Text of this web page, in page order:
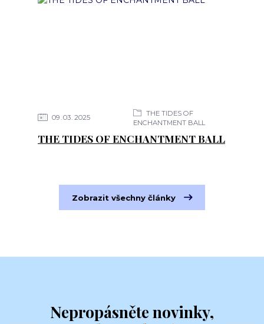
09 03 2025
THE TIDES OF
ENCHANTMENT BALL
THE TIDES OF ENCHANTMENT BALL
Zobrazit všechny články
Nepropásněte novinky,